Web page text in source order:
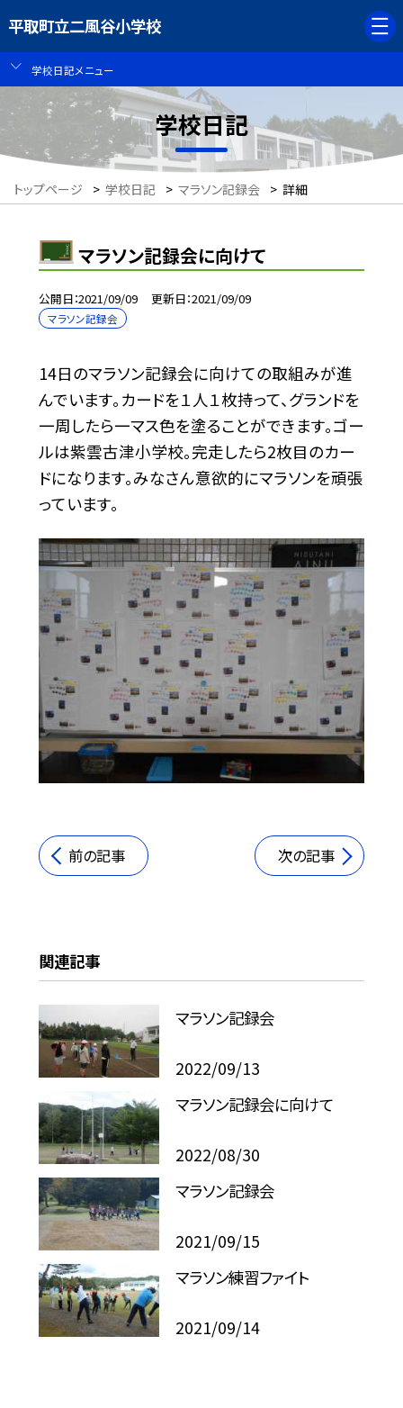
平取町立二風谷小学校
学校日記メニュー
学校日記
トップページ > 学校日記 > マラソン記録会 > 詳細
マラソン記録会に向けて
公開日 2021/09/09 更新日 2021/09/09
マラソン記録会
14日のマラソン記録会に向けての取組みが進
んでいます。カードを１人１枚持って、グランドを
一周したら一マス色を塗ることができます。ゴー
ルは紫雲古津小学校。完走したら2枚目のカー
ドになります。みなさん意欲的にマラソンを頑張
っています。
前の記事 次の記事
関連記事
マラソン記録会
2022/09/13
マラソン記録会に向けて
2022/08/30
マラソン記録会
2021/09/15
マラソン練習ファイト
2021/09/14